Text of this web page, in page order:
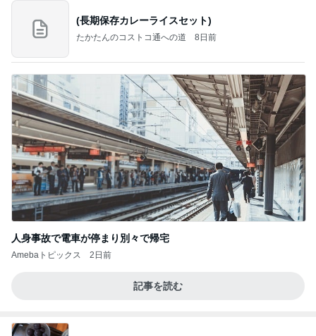
(長期保存カレーライスセット)
たかたんのコストコ通への道 8日前
人身事故で電車が停まり別々で帰宅
Amebaトピックス 2日前
記事を読む